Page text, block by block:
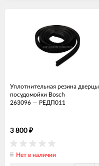
Уплотнительная резина дверцы
посудомойки Bosch
263096 — РЕДП011
3 800 ₽
Нет в наличии